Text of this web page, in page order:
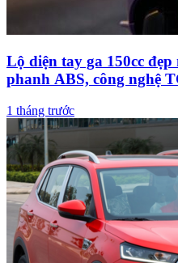
Lộ diện tay ga 150cc
phanh ABS, công nghệ
1 tháng trước